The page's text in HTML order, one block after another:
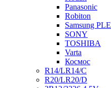
Panasonic
Robiton
Samsung
SONY
TOSHIBA
Varta
Космос
R14/LR14/C
R20/LR20/D